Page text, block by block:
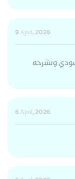
9 April, 2026
وتشرحه
6 April, 2026